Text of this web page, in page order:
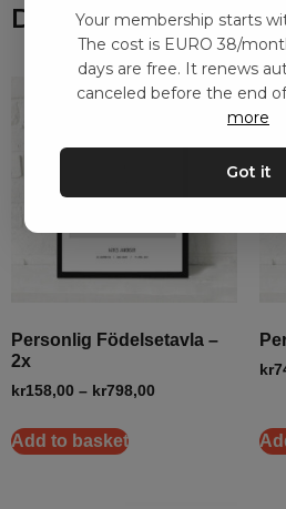
Du kanske också
Personlig Födelsetavla –
2x
kr158,00 – kr798,00
Add to basket
kr
Your membership starts
The cost is EURO 38/
days are free. It renews
canceled before the end
more
Got it